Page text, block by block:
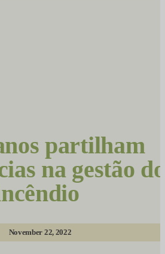
partilham
na gestão do
November 22, 2022